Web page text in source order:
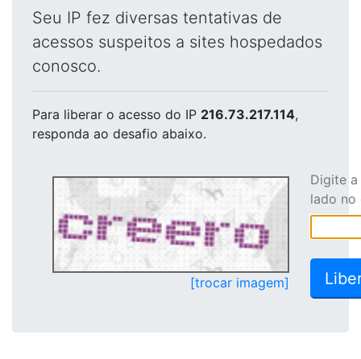
Seu IP fez diversas tentativas de
acessos suspeitos a sites hospedados
conosco.
Para liberar o acesso do IP 216.73.217.114,
responda ao desafio abaixo.
[trocar imagem]
Digite
lado no